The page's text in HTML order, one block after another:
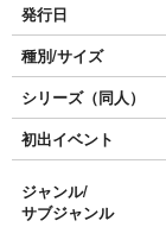
発行日
種別/サイズ
シリーズ（同人）
初出イベント
ジャンル/
サブジャンル